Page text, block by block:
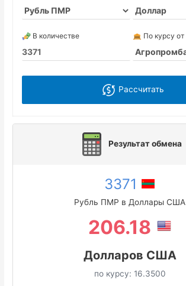
В количестве По курсу от
Рассчитать
Результат обмена
3371
Рубль ПМР в Доллары США
206.18
Долларов США
по курсу: 16.3500